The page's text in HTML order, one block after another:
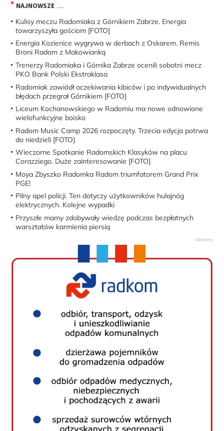
NAJNOWSZE
Kulisy meczu Radomiaka z Górnikiem Zabrze. Energia
towarzyszyła gościom [FOTO]
Energia Kozienice wygrywa w derbach z Oskarem. Remis
Broni Radom z Makowianką
Trenerzy Radomiaka i Górnika Zabrze ocenili sobotni mecz
PKO Bank Polski Ekstraklasa
Radomiak zawiódł oczekiwania kibiców i po indywidualnych
błędach przegrał Górnikiem [FOTO]
Liceum Kochanowskiego w Radomiu ma nowe odnowione
wielofunkcyjne boisko
Radom Music Camp 2026 rozpoczęty. Trzecia edycja potrwa
do niedzieli [FOTO]
Wieczorne Spotkanie Radomskich Klasyków na placu
Corazziego. Duże zainteresowanie [FOTO]
Moya Zbyszko Radomka Radom triumfatorem Grand Prix
PGE!
Pilny apel policji. Ten dotyczy użytkowników hulajnóg
elektrycznych. Kolejne wypadki
Przyszłe mamy zdobywały wiedzę podczas bezpłatnych
warsztatów karmienia piersią